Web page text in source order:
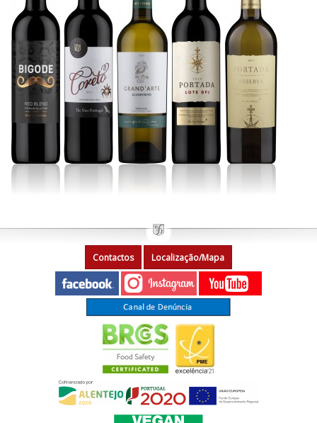
Contactos Localização/Mapa